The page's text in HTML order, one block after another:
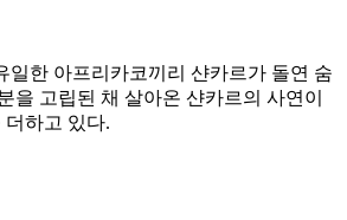
일한 아프리카코끼리 샨카르가 돌연 숨
을 고립된 채 살아온 샨카르의 사연이
하고 있다.